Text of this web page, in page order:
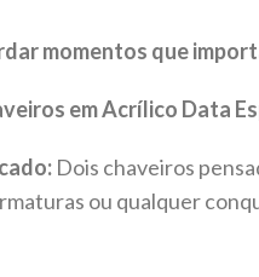
momentos que
em Acrílico Data
Dois chaveiros
ou qualquer